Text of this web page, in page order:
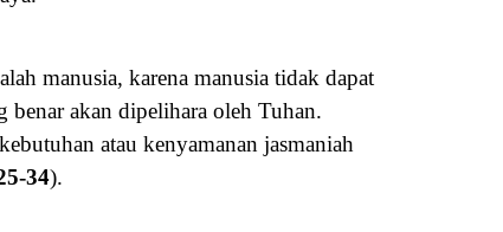
manusia, karena manusia tidak dapat
benar akan dipelihara oleh Tuhan.
atau kenyamanan jasmaniah
34).